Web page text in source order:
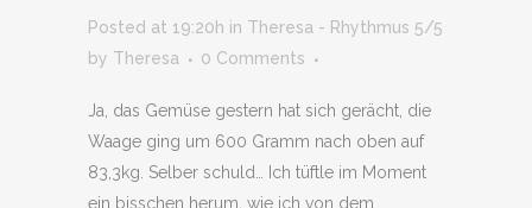
Posted at 19:20h in Theresa - Rhythmus 5/5
by Theresa 0 Comments
Ja, das Gemüse gestern hat sich gerächt, die
Waage ging um 600 Gramm nach oben auf
83,3kg. Selber schuld… Ich tüftle im Moment
ein bisschen herum, wie ich von dem